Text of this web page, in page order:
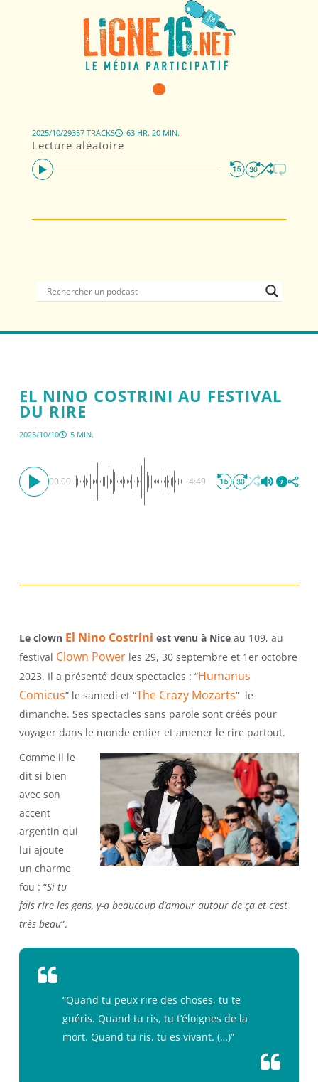
Lecture aléatoire
2025/10/29357 TRACKS 63 HR. 20 MIN.
EL NINO COSTRINI AU FESTIVAL
DU RIRE
2023/10/10 5 MIN.
00:00 -4:49
Le clown El Nino Costrini est venu à Niceau 109, au
festival Clown Powerles 29, 30 septembre et 1er octobre
2023. Il a présenté deux spectacles : “Humanus
Comicus” le samedi et “The Crazy Mozarts” le
dimanche. Ses spectacles sans parole sont créés pour
voyager dans le monde entier et amener le rire partout.
Comme il le
dit si bien
avec son
accent
argentin qui
lui ajoute
un charme
fou : “Si tu
fais rire les gens, y-a beaucoup d’amour autour de ça et c’est
très beau“.
“Quand tu peux rire des choses, tu te
guéris. Quand tu ris, tu t’éloignes de la
mort. Quand tu ris, tu es vivant. (…)”